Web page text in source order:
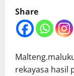
Share
rekayasa hasil